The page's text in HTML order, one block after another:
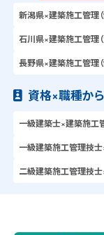
新潟県×建築施工管理（
石川県×建築施工管理（
長野県×建築施工管理（
資格×職種か
一級建築士×建築施工
一級建築施工管理技士
二級建築施工管理技士